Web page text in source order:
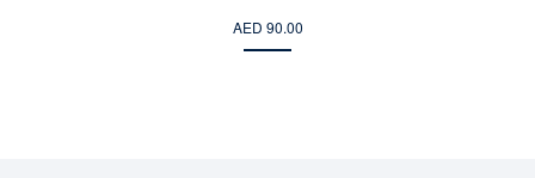
AED 90.00